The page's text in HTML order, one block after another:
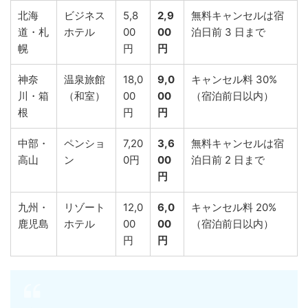
北海
道・札
幌
ビジネス
ホテル
5,8
00
円
2,9
00
円
無料キャンセルは宿
泊日前 3 日まで
神奈
川・箱
根
温泉旅館
（和室）
18,0
00
円
9,0
00
円
キャンセル料 30%
（宿泊前日以内）
中部・
高山
ペンショ
ン
7,20
0円
3,6
00
円
無料キャンセルは宿
泊日前 2 日まで
九州・
鹿児島
リゾート
ホテル
12,0
00
円
6,0
00
円
キャンセル料 20%
（宿泊前日以内）